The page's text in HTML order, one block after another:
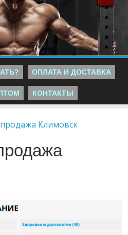
ОПЛАТА И ДОСТАВКА
КОНТАКТЫ
Климовск